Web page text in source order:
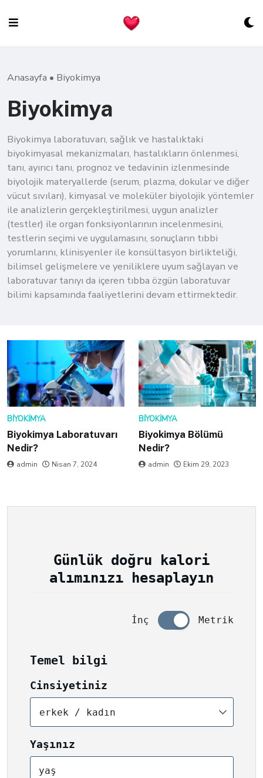
content
Anasayfa • Biyokimya
Biyokimya
Biyokimya laboratuvarı, sağlık ve hastalıktaki
biyokimyasal mekanizmaları, hastalıkların önlenmesi,
tanı, ayırıcı tanı, prognoz ve tedavinin izlenmesinde
biyolojik materyallerde (serum, plazma, dokular ve diğer
vücut sıvıları), kimyasal ve moleküler biyolojik yöntemler
ile analizlerin gerçekleştirilmesi, uygun analizler
(testler) ile organ fonksiyonlarının incelenmesini,
testlerin seçimi ve uygulamasını, sonuçların tıbbi
yorumlarını, klinisyenler ile konsültasyon birlikteliği,
bilimsel gelişmelere ve yeniliklere uyum sağlayan ve
laboratuvar tanıyı da içeren tıbba özgün laboratuvar
bilimi kapsamında faaliyetlerini devam ettirmektedir.
BIYOKIMYA
Biyokimya Laboratuvarı
Nedir?
admin Nisan 7, 2024
BIYOKIMYA
Biyokimya Bölümü
Nedir?
admin Ekim 29, 2023
Günlük doğru kalori
alımınızı hesaplayın
İnç Metrik
Temel bilgi
Cinsiyetiniz
erkek / kadın
Yaşınız
yaş